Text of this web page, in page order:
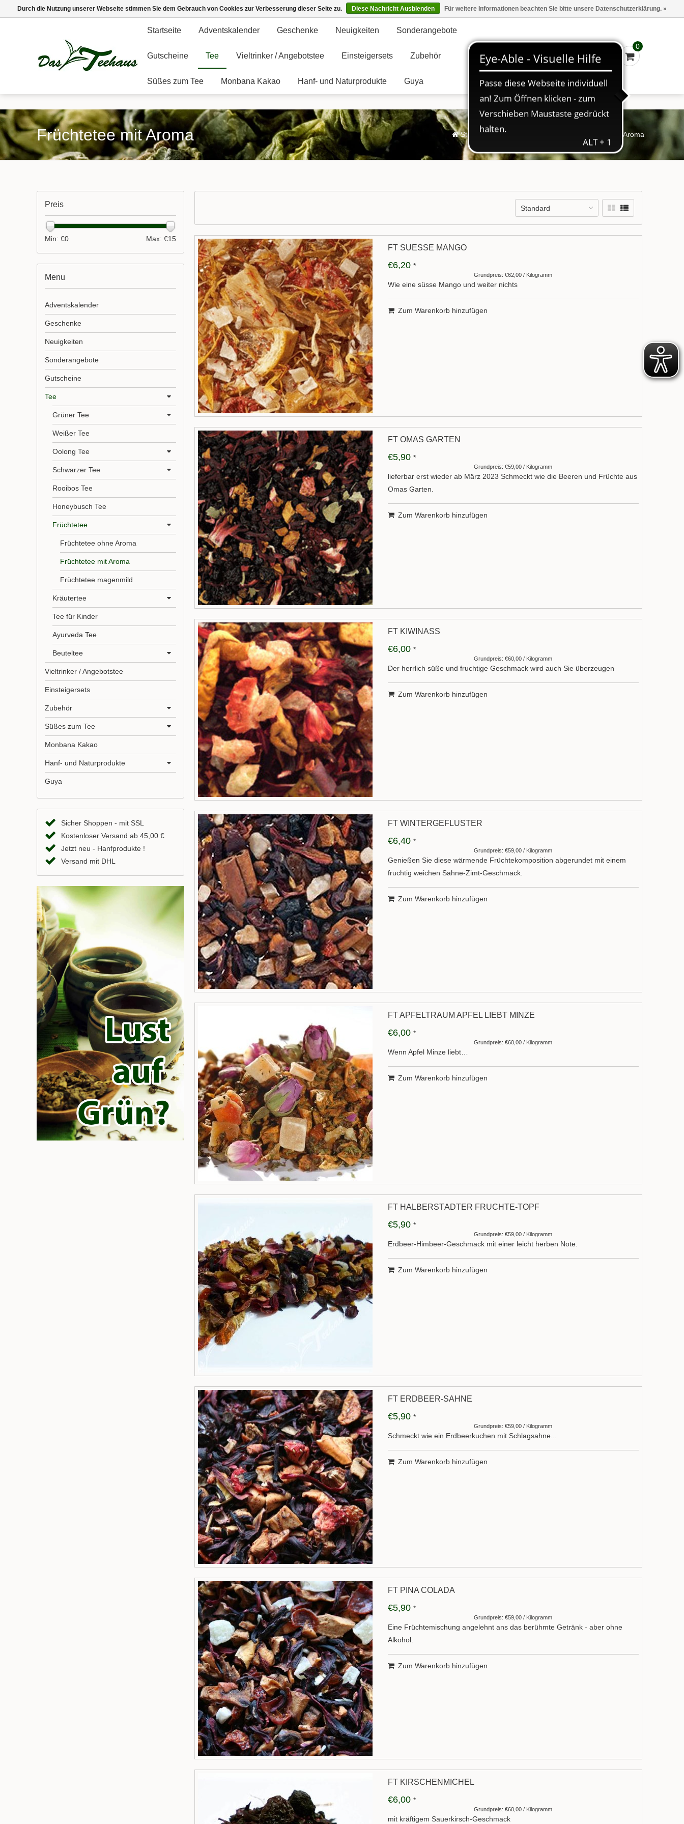
Marken Kasse - €0,00 Anmelden
Startseite Adventskalender Geschenke Neuigkeiten Sonderangebote
Gutscheine Tee Vieltrinker / Angebotstee Einsteigersets Zubehör
Süßes zum Tee Monbana Kakao Hanf- und Naturprodukte Guya
0
Früchtetee mit Aroma Startseite / Tee Früchtetee mit Aroma
Standard
FT SUESSE MANGO
€6,20 *
Grundpreis: €62,00 / Kilogramm
Wie eine süsse Mango und weiter nichts
Zum Warenkorb hinzufügen
FT OMAS GARTEN
€5,90 *
Grundpreis: €59,00 / Kilogramm
lieferbar erst wieder ab März 2023 Schmeckt wie die Beeren und Früchte aus
Omas Garten.
Zum Warenkorb hinzufügen
FT KIWINASS
€6,00 *
Grundpreis: €60,00 / Kilogramm
Der herrlich süße und fruchtige Geschmack wird auch Sie überzeugen
Zum Warenkorb hinzufügen
FT WINTERGEFLÜSTER
€6,40 *
Grundpreis: €59,00 / Kilogramm
Genießen Sie diese wärmende Früchtekomposition abgerundet mit einem
fruchtig weichen Sahne-Zimt-Geschmack.
Zum Warenkorb hinzufügen
FT APFELTRAUM APFEL LIEBT MINZE
€6,00 *
Grundpreis: €60,00 / Kilogramm
Wenn Apfel Minze liebt…
Zum Warenkorb hinzufügen
FT HALBERSTÄDTER FRÜCHTE-TOPF
€5,90 *
Grundpreis: €59,00 / Kilogramm
Erdbeer-Himbeer-Geschmack mit einer leicht herben Note.
Zum Warenkorb hinzufügen
FT ERDBEER-SAHNE
€5,90 *
Grundpreis: €59,00 / Kilogramm
Schmeckt wie ein Erdbeerkuchen mit Schlagsahne...
Zum Warenkorb hinzufügen
FT PINA COLADA
€5,90 *
Grundpreis: €59,00 / Kilogramm
Eine Früchtemischung angelehnt ans das berühmte Getränk - aber ohne
Alkohol.
Zum Warenkorb hinzufügen
FT KIRSCHENMICHEL
€6,00 *
Grundpreis: €60,00 / Kilogramm
mit kräftigem Sauerkirsch-Geschmack
Preis
Min: €0 Max: €15
Menu
Adventskalender
Geschenke
Neuigkeiten
Sonderangebote
Gutscheine
Tee
Grüner Tee
Weißer Tee
Oolong Tee
Schwarzer Tee
Rooibos Tee
Honeybusch Tee
Früchtetee
Früchtetee ohne Aroma
Früchtetee mit Aroma
Früchtetee magenmild
Kräutertee
Tee für Kinder
Ayurveda Tee
Beuteltee
Vieltrinker / Angebotstee
Einsteigersets
Zubehör
Süßes zum Tee
Monbana Kakao
Hanf- und Naturprodukte
Guya
Sicher Shoppen - mit SSL
Kostenloser Versand ab 45,00 €
Jetzt neu - Hanfprodukte !
Versand mit DHL
Durch die Nutzung unserer Webseite stimmen Sie dem Gebrauch von Cookies zur Verbesserung dieser Seite zu. Diese Nachricht Ausblenden Für weitere Informationen beachten Sie bitte unsere Datenschutzerklärung. »